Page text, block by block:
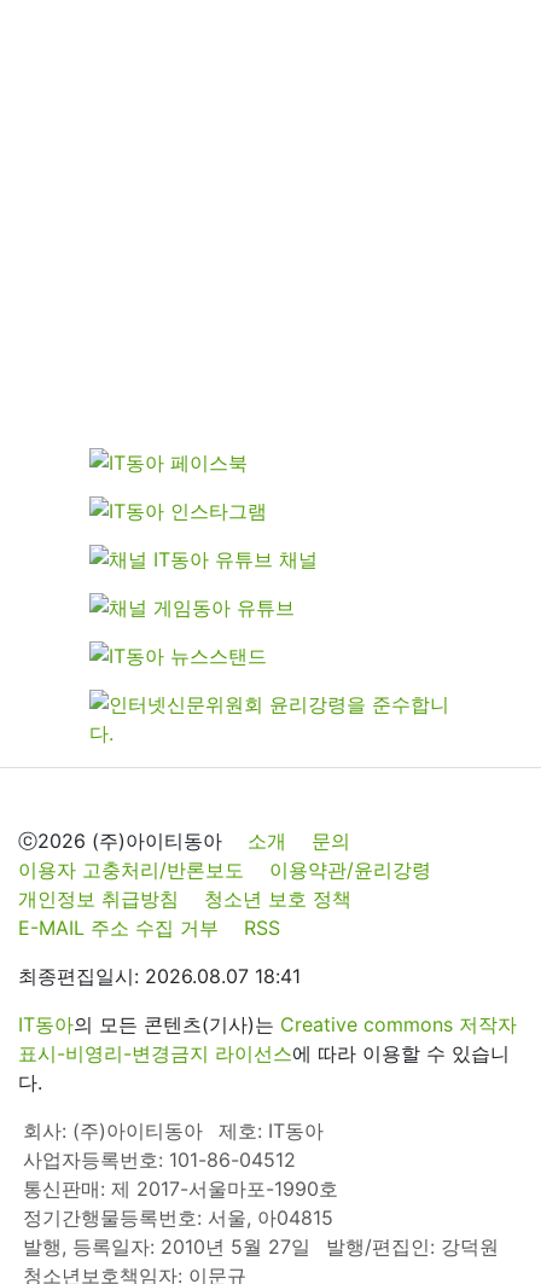
ⓒ2026 (주)아이티동아 소개
문의
이용자 고충처리/반론보도
이용약관/윤리강령
개인정보 취급방침
청소년 보호 정책
E-MAIL 주소 수집 거부
RSS
최종편집일시: 2026.08.07 18:41
IT동아의 모든 콘텐츠(기사)는 Creative commons 저작자
표시-비영리-변경금지 라이선스에 따라 이용할 수 있습니
다.
회사: (주)아이티동아
제호: IT동아
사업자등록번호: 101-86-04512
통신판매: 제 2017-서울마포-1990호
정기간행물등록번호: 서울, 아04815
발행, 등록일자: 2010년 5월 27일
발행/편집인: 강덕원
청소년보호책임자: 이문규